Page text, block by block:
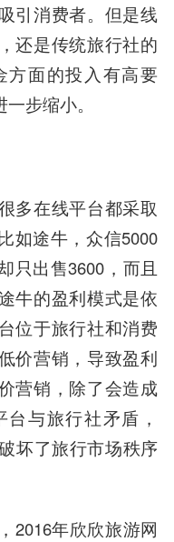
引消费者。但是线
还是传统旅行社的
方面的投入有高要
步缩小。
多在线平台都采取
如途牛，众信5000
只出售3600，而且
牛的盈利模式是依
位于旅行社和消费
价营销，导致盈利
营销，除了会造成
与旅行社矛盾，
坏了旅行市场秩序
2016年欣欣旅游网